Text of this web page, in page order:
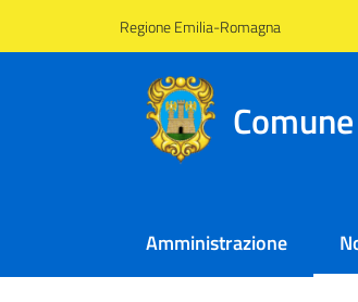
Regione Emilia-Romagna
Amministrazione